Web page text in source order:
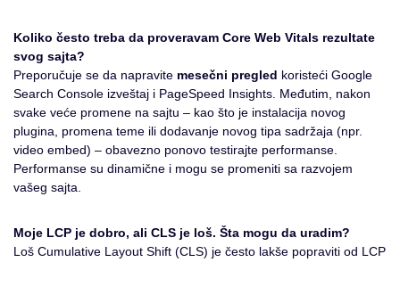
Koliko često treba da proveravam Core Web Vitals rezultate
svog sajta?
Preporučuje se da napravite mesečni pregled koristeći Google
Search Console izveštaj i PageSpeed Insights. Međutim, nakon
svake veće promene na sajtu – kao što je instalacija novog
plugina, promena teme ili dodavanje novog tipa sadržaja (npr.
video embed) – obavezno ponovo testirajte performanse.
Performanse su dinamične i mogu se promeniti sa razvojem
vašeg sajta.
Moje LCP je dobro, ali CLS je loš. Šta mogu da uradim?
Loš Cumulative Layout Shift (CLS) je često lakše popraviti od LCP